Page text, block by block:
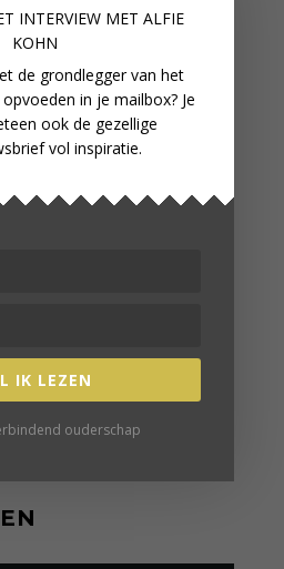
vaders | David
| Anna Myrte Korteweg
| Melanie Visscher
gelijkgestemden
VAN ONZE
INTERVIEW MET ALFIE
KOHN
de grondlegger van het
in je mailbox? Je
ook de gezellige
vol inspiratie.
IK LEZEN
ouderschap